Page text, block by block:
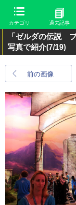
カテゴリ 過去記事
「ゼルダの伝説
写真で紹介(7/19)
前の画像